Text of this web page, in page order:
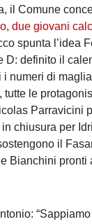
concede al Bari tre
due giovani
spunta l’idea
D: definito il
i numeri di
tutte le
Parravicini
chiusura per
il Fasano: “Si
Bianchini pronti
“Sappiamo